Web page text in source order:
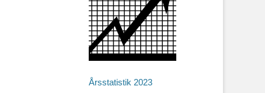
Årsstatistik 2023